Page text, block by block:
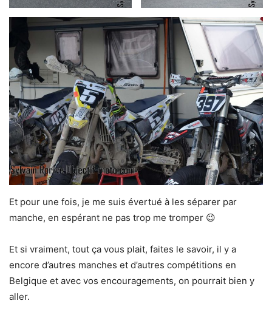
Et pour une fois, je me suis évertué à les séparer par
manche, en espérant ne pas trop me tromper 😉
Et si vraiment, tout ça vous plait, faites le savoir, il y a
encore d’autres manches et d’autres compétitions en
Belgique et avec vos encouragements, on pourrait bien y
aller.